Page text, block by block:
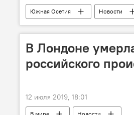
Южная Осетия Новости
В Лондоне
российского
12 июля 2019, 18:01